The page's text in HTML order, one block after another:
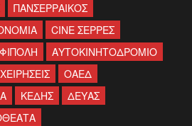
ΠΑΝΣΕΡΡΑΙΚΟΣ
CINE ΣΕΡΡΕΣ
ΑΥΤΟΚΙΝΗΤΟΔΡΟΜΙΟ
ΟΑΕΔ
ΚΕΔΗΣ
ΔΕΥΑΣ